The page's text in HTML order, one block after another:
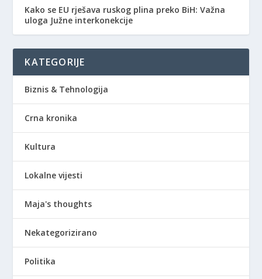
Kako se EU rješava ruskog plina preko BiH: Važna
uloga Južne interkonekcije
KATEGORIJE
Biznis & Tehnologija
Crna kronika
Kultura
Lokalne vijesti
Maja's thoughts
Nekategorizirano
Politika